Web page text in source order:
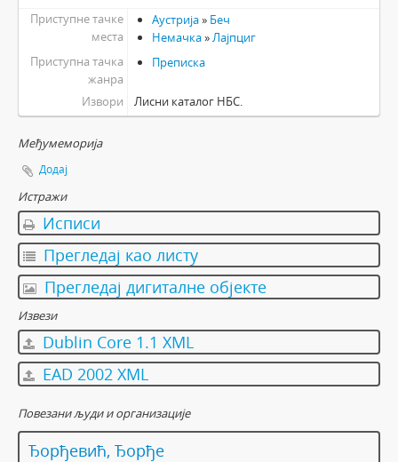
Приступне тачке
места
Аустрија» Беч
Немачка»Лајпциг
Приступна тачка
жанра
Преписка
Извори Лисни каталог НБС.
Међумеморија
Додај
Истражи
Исписи
Прегледај као листу
Прегледај дигиталне објекте
Извези
Dublin Core 1.1 XML
EAD 2002 XML
Повезани људи и организације
Ђорђевић, Ђорђе